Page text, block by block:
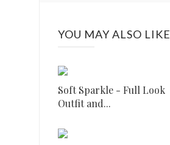
YOU MAY ALSO LIKE
Soft Sparkle - Full Look
Outfit and...